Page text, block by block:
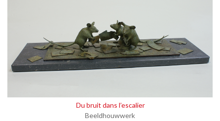
Du bruit dans l’escalier
Beeldhouwwerk